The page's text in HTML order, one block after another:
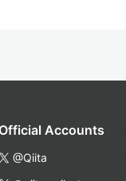
Official Accounts
@Qiita